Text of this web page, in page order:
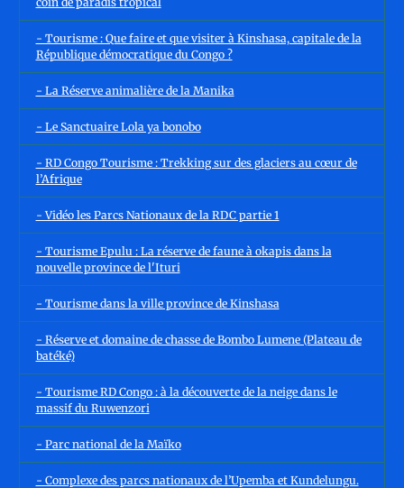
- Tourisme : Que faire et que visiter à Kinshasa, capitale de la
République démocratique du Congo ?
- La Réserve animalière de la Manika
- Le Sanctuaire Lola ya bonobo
- RD Congo Tourisme : Trekking sur des glaciers au cœur de
l’Afrique
- Vidéo les Parcs Nationaux de la RDC partie 1
- Tourisme Epulu : La réserve de faune à okapis dans la
nouvelle province de l'Ituri
- Tourisme dans la ville province de Kinshasa
- Réserve et domaine de chasse de Bombo Lumene (Plateau de
batéké)
- Tourisme RD Congo : à la découverte de la neige dans le
massif du Ruwenzori
- Parc national de la Maïko
- Complexe des parcs nationaux de l’Upemba et Kundelungu.